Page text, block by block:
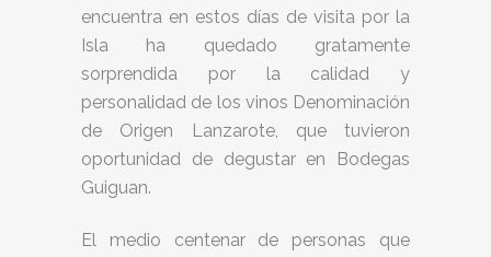
encuentra en estos días de visita por la
Isla ha quedado gratamente
sorprendida por la calidad y
personalidad de los vinos Denominación
de Origen Lanzarote, que tuvieron
oportunidad de degustar en Bodegas
Guiguan.
El medio centenar de personas que